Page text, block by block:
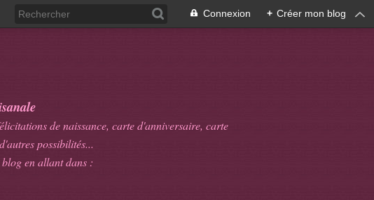
Connexion + Créer mon blog
de naissance, carte d'anniversaire, carte
possibilités...
en allant dans :